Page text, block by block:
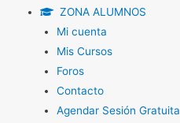
ZONA ALUMNOS
Mi cuenta
Mis Cursos
Foros
Contacto
Agendar Sesión Gratuita